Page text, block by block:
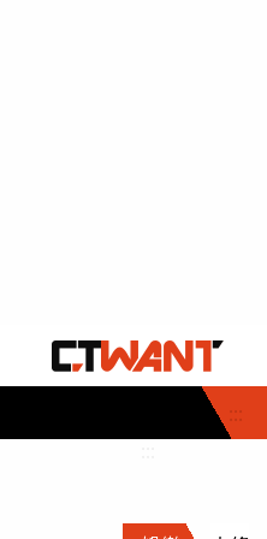
:::
社會首頁
時事
調查